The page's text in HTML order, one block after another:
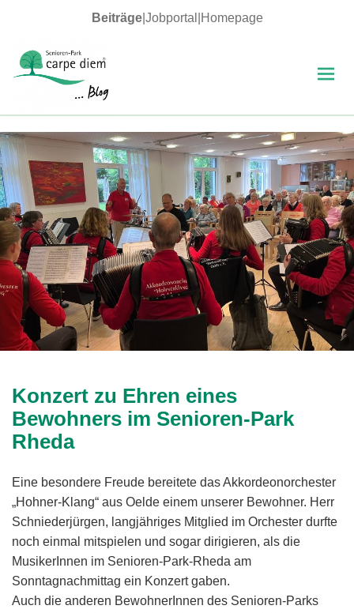
Beiträge| Jobportal Homepage
carpe diem Blog
Konzert zu Ehren eines
Bewohners im Senioren-Park
Rheda
Eine besondere Freude bereitete das Akkordeonorchester
„Hohner-Klang“ aus Oelde einem unserer Bewohner. Herr
Schniederjürgen, langjähriges Mitglied im Orchester durfte
noch einmal mitspielen und sogar dirigieren, als die
MusikerInnen im Senioren-Park-Rheda am
Sonntagnachmittag ein Konzert gaben.
Auch die anderen BewohnerInnen des Senioren-Parks